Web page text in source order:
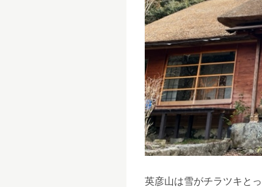
英彦山は雪がチラツキと